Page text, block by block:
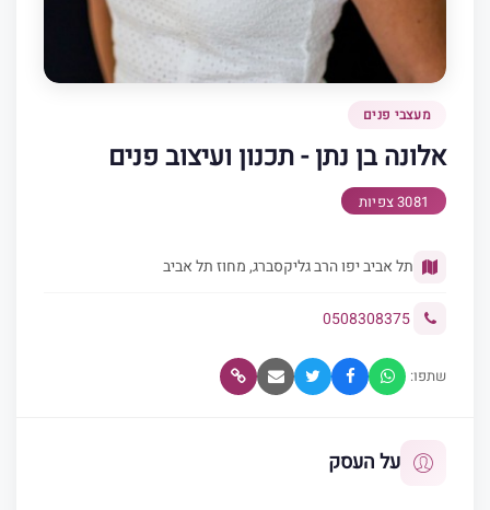
מעצבי פנים
אלונה בן נתן - תכנון ועיצוב פנים
3081 צפיות
תל אביב יפו הרב גליקסברג, מחוז תל אביב
0508308375
שתפו:
על העסק